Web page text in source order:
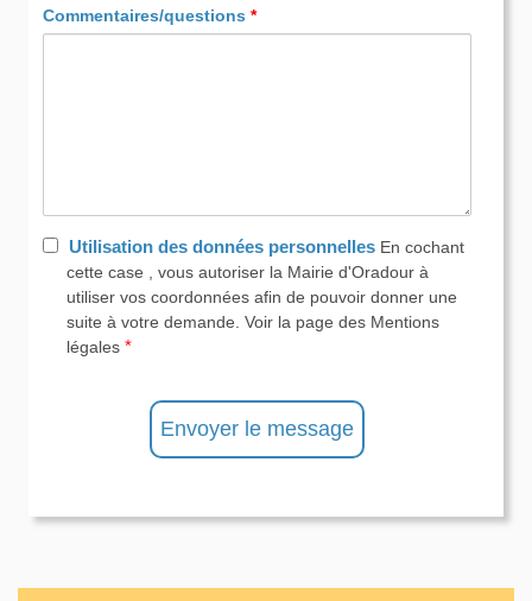
Commentaires/questions *
Utilisation des données personnelles En cochant
cette case , vous autoriser la Mairie d'Oradour à
utiliser vos coordonnées afin de pouvoir donner une
suite à votre demande. Voir la page des Mentions
légales *